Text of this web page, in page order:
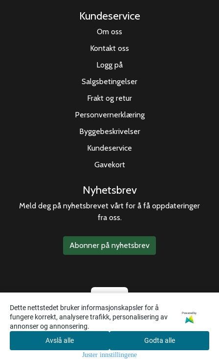
Kundeservice
Om oss
Kontakt oss
Logg på
Salgsbetingelser
Frakt og retur
Personvernerklæring
Byggebeskrivelser
Kundeservice
Gavekort
Nyhetsbrev
Meld deg på nyhetsbrevet vårt for å få oppdateringer
fra oss.
Abonner på nyhetsbrev
Dette nettstedet bruker informasjonskapsler for å
fungere korrekt, analysere trafikk, personalisering av
annonser og annonsering.
Powered by
Avslå alle Godta alle
Juster innstillingene